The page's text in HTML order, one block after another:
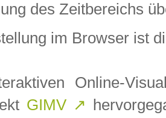
des Zeitbereichs
im Browser ist
Online-
GIMV ↗